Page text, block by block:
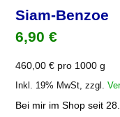
Siam-Benzoe
6,90€
460,00€ pro 1000 g
Inkl. 19% MwSt, zzgl.
Bei mir im Shop seit